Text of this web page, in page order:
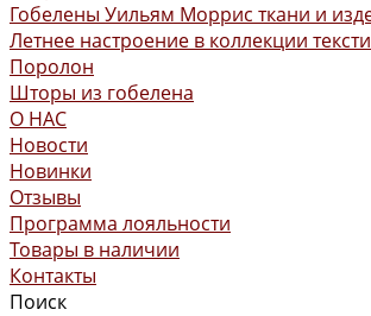
Гобелены Уильям Моррис ткани и
Летнее настроение в коллекции
Поролон
Шторы из гобелена
О НАС
Новости
Новинки
Отзывы
Программа лояльности
Товары в наличии
Контакты
Поиск